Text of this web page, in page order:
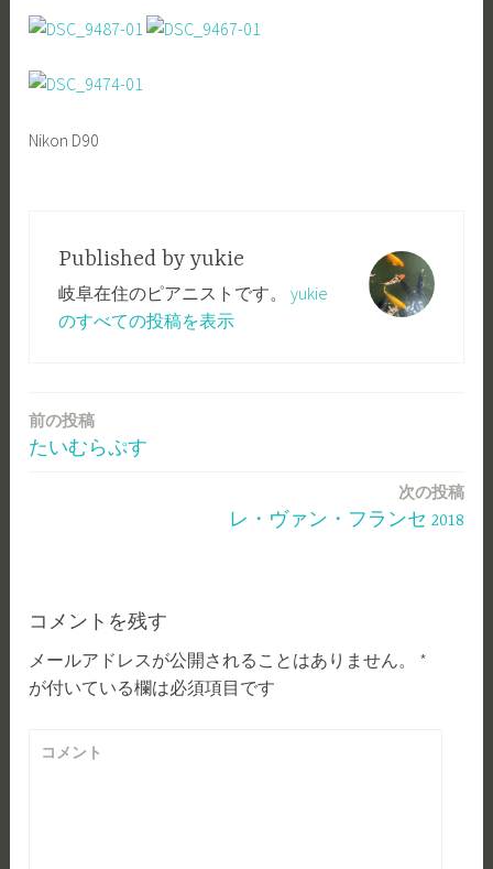
Nikon D90
Published by yukie
岐阜在住のピアニストです。 yukie
のすべての投稿を表示
投
稿
ー
シ
ョ
ン
前の投稿
たいむらぷす
次の投稿
レ・ヴァン・フランセ 2018
コメントを残す
メールアドレスが公開されることはありません。
*
が付いている欄は必須項目です
コメント